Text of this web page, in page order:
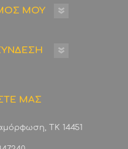
ΜΟΥ
ΜΑΣ
ΤΚ 14451